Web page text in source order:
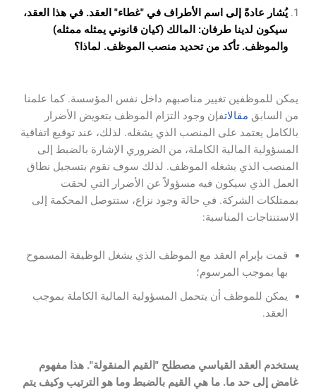
يُشار عادةً إلى اسم الأطراف في "غطاء" العقد. في هذا العقد،
سيكون لدينا طرفان: المالك (كيان قانوني يمثله ممثله)
والموظف. تأكد من تحديد منصب الموظف. لماذا؟
يمكن للموظفين تغيير مناصبهم داخل نفس المؤسسة. كما علمنا
من السابق مقالاتفإن وجود التزام الموظف بتعويض الأضرار
بالكامل يعتمد على المنصب الذي يشغله. لذلك، عند توقيع اتفاقية
المسؤولية المالية الكاملة، من الضروري الإشارة بالضبط إلى
المنصب الذي يشغله الموظف. لذلك سوف نقوم بتسجيل نطاق
العمل الذي سيكون فيه مسؤولاً عن الأضرار التي لحقت
بممتلكات الشركة. في حالة وجود نزاع، ستتوصل المحكمة إلى
الاستنتاجات المناسبة:
قمت بإبرام العقد مع الموظف الذي يشغل الوظيفة المسموح
بها بموجب المرسوم؛
يمكن للموظف أن يتحمل المسؤولية المالية الكاملة بموجب
العقد.
يستخدم العقد القياسي مصطلح "القيم المنقولة". هذا مفهوم
غامض إلى حد ما. ما هي القيم بالضبط وما هو الترتيب وكيف يتم